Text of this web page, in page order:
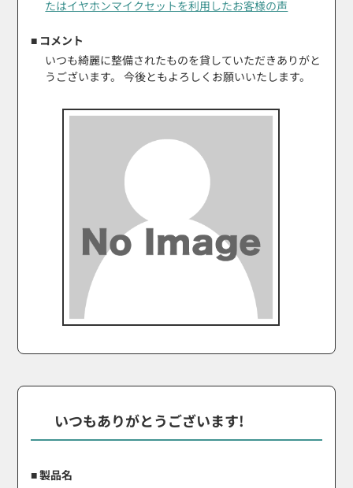
たはイヤホンマイクセットを利用したお客様の声
■ コメント
いつも綺麗に整備されたものを貸していただきありがと
うございます。 今後ともよろしくお願いいたします。
いつもありがとうございます!
■ 製品名